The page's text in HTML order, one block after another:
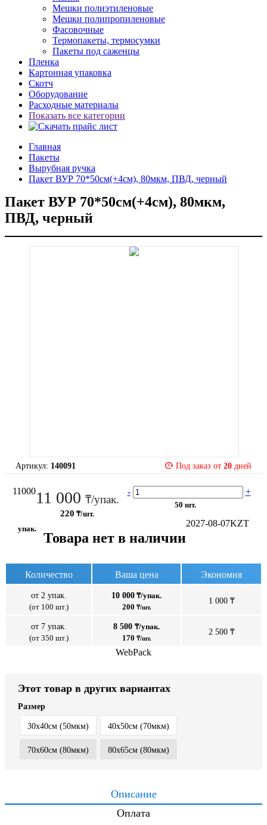
Мешки полиэтиленовые
Мешки полипропиленовые
Фасовочные
Термопакеты, термосумки
Пакеты под саженцы
Пленка
Картонная упаковка
Скотч
Оборудование
Расходные материалы
Показать все категории
Главная
Пакеты
Вырубная ручка
Пакет ВУР 70*50см(+4см), 80мкм, ПВД, черный
Пакет ВУР 70*50см(+4см), 80мкм,
ПВД, черный
Артикул: 140091 Под заказ от 20 дней
1100011 000 ₸/упак.
220 ₸/шт.
- +
50 шт.
упак.
Товара нет в наличии
2027-08-07KZT
Количество Ваша цена Экономия
от 2 упак.
(от 100 шт.)
10 000 ₸/упак.
200 ₸/шт.
1 000 ₸
от 7 упак.
(от 350 шт.)
8 500 ₸/упак.
170 ₸/шт.
2 500 ₸
WebPack
Этот товар в других вариантах
Размер
30x40см (50мкм) 40x50см (70мкм)
70x60см (80мкм) 80x65см (80мкм)
Описание
Оплата